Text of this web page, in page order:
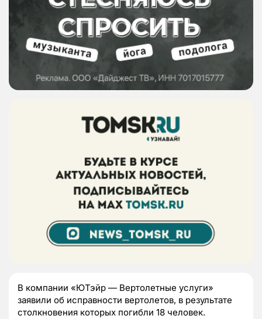
В компании «ЮТэйр — Вертолетные услуги»
заявили об исправности вертолетов, в результате
столкновения которых погибли 18 человек.